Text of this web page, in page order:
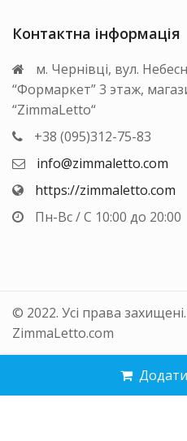
Контактна інформація
м. Чернівці, вул.
“Формаркет” 3 этаж,
“ZimmaLetto“
+38 (095)312-75-83
info@zimmaletto.com
https://zimmaletto.com
Пн-Вс / С 10:00 до 20:00
© 2022. Усі права
ZimmaLetto.com